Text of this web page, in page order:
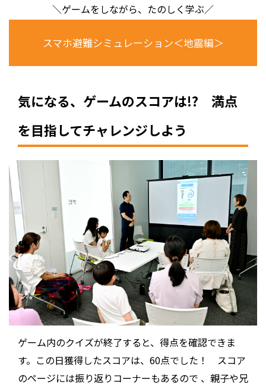
＼ゲームをしながら、たのしく学ぶ／
スマホ避難シミュレーション＜地震編＞
気になる、ゲームのスコアは!? 満点
を目指してチャレンジしよう
ゲーム内のクイズが終了すると、得点を確認できま
す。この日獲得したスコアは、60点でした！ スコア
のページには振り返りコーナーもあるので 、親子や兄